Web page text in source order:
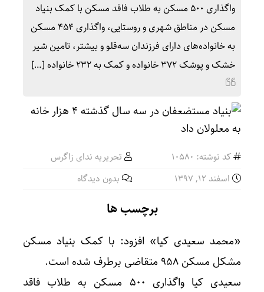
واگذاری ۵۰۰ مسکن به طلاب فاقد مسکن با کمک بنیاد
مسکن در مناطق شهری و روستایی، واگذاری ۴۵۴ مسکن
به خانواده‌های دارای فرزندان سه‌قلو و بیشتر، تامین شیر
خشک و پوشک ۳۷۲ خانواده و کمک به ۲۳۲ خانواده […]
کد نوشته: 10580
تحریریه ندای زاگرس
اسفند ۱۲, ۱۳۹۷
بدون دیدگاه
برچسب ها
«محمد سعیدی کیا» افزود: با کمک بنیاد مسکن
مشکل مسکن ۹۵۸ متقاضی برطرف شده است.
سعیدی کیا واگذاری ۵۰۰ مسکن به طلاب فاقد